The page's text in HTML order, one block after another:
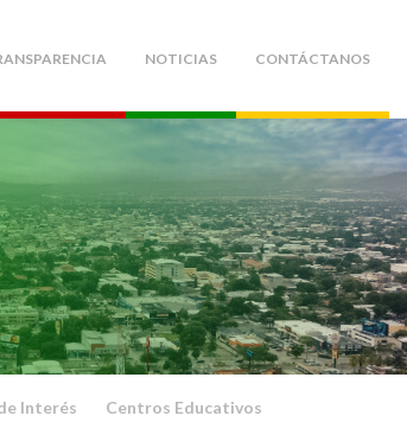
NOTICIAS CONTÁCTANOS
Interés Centros Educativos